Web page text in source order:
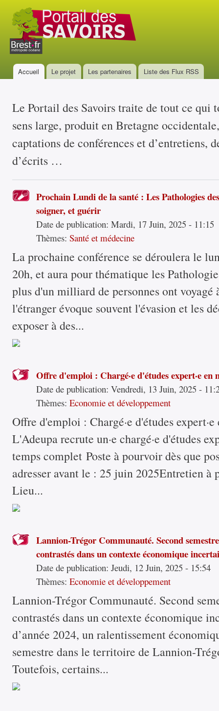
Portail
des
savoirs
Menu principal
Accueil Le projet Les partenaires Liste des Flux RSS
Le Portail des Savoirs traite de tout ce qui
sens large, produit en Bretagne
captations de conférences et d’entretiens,
d’écrits …
Prochain Lundi de la santé : Les Pathologies
soigner, et guérir
Date de publication:Mardi, 17 Juin, 2025 - 11:15
Thèmes:Santé et médecine
La prochaine conférence se déroulera le
20h, et aura pour thématique les
plus d'un milliard de personnes ont
l'étranger évoque souvent l'évasion et les
exposer à des...
Offre d'emploi : Chargé·e d'études expert·e
Date de publication:Vendredi, 13 Juin, 2025 -
Thèmes:Economie et développement
Offre d'emploi : Chargé·e d'études
L'Adeupa recrute un·e chargé·e d'études
temps complet Poste à pourvoir dès que
adresser avant le : 25 juin 2025Entretien
Lieu...
Lannion-Trégor Communauté. Second
contrastés dans un contexte économique
Date de publication:Jeudi, 12 Juin, 2025 - 15:54
Thèmes:Economie et développement
Lannion-Trégor Communauté. Second
contrastés dans un contexte économique
d’année 2024, un ralentissement
semestre dans le territoire de Lannion-
Toutefois, certains...